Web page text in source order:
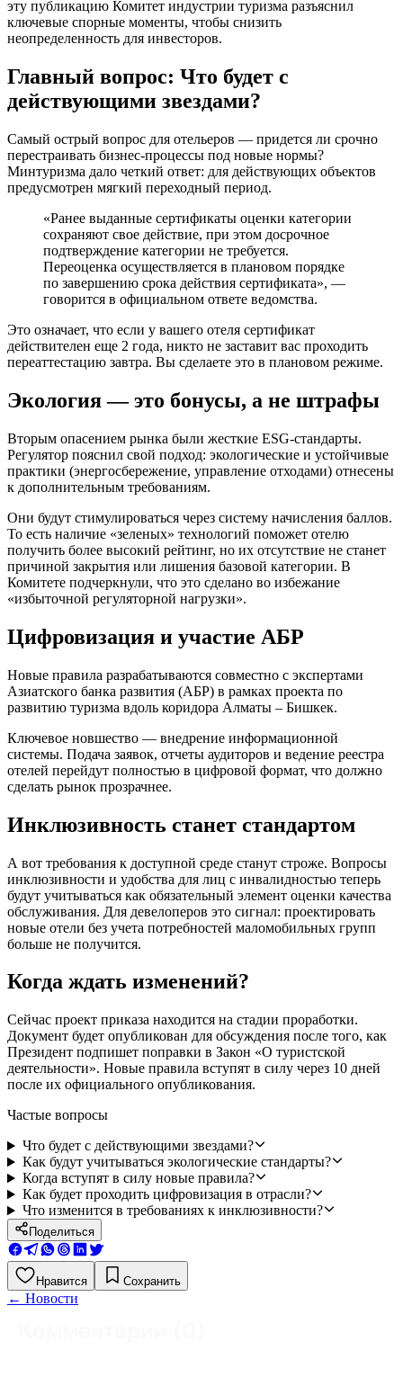
эту публикацию Комитет индустрии туризма разъяснил
ключевые спорные моменты, чтобы снизить
неопределенность для инвесторов.
Главный вопрос: Что будет с
действующими звездами?
Самый острый вопрос для отельеров — придется ли срочно
перестраивать бизнес-процессы под новые нормы?
Минтуризма дало четкий ответ: для действующих объектов
предусмотрен мягкий переходный период.
«Ранее выданные сертификаты оценки категории
сохраняют свое действие, при этом досрочное
подтверждение категории не требуется.
Переоценка осуществляется в плановом порядке
по завершению срока действия сертификата», —
говорится в официальном ответе ведомства.
Это означает, что если у вашего отеля сертификат
действителен еще 2 года, никто не заставит вас проходить
переаттестацию завтра. Вы сделаете это в плановом режиме.
Экология — это бонусы, а не штрафы
Вторым опасением рынка были жесткие ESG-стандарты.
Регулятор пояснил свой подход: экологические и устойчивые
практики (энергосбережение, управление отходами) отнесены
к дополнительным требованиям.
Они будут стимулироваться через систему начисления баллов.
То есть наличие «зеленых» технологий поможет отелю
получить более высокий рейтинг, но их отсутствие не станет
причиной закрытия или лишения базовой категории. В
Комитете подчеркнули, что это сделано во избежание
«избыточной регуляторной нагрузки».
Цифровизация и участие АБР
Новые правила разрабатываются совместно с экспертами
Азиатского банка развития (АБР) в рамках проекта по
развитию туризма вдоль коридора Алматы – Бишкек.
Ключевое новшество — внедрение информационной
системы. Подача заявок, отчеты аудиторов и ведение реестра
отелей перейдут полностью в цифровой формат, что должно
сделать рынок прозрачнее.
Инклюзивность станет стандартом
А вот требования к доступной среде станут строже. Вопросы
инклюзивности и удобства для лиц с инвалидностью теперь
будут учитываться как обязательный элемент оценки качества
обслуживания. Для девелоперов это сигнал: проектировать
новые отели без учета потребностей маломобильных групп
больше не получится.
Когда ждать изменений?
Сейчас проект приказа находится на стадии проработки.
Документ будет опубликован для обсуждения после того, как
Президент подпишет поправки в Закон «О туристской
деятельности». Новые правила вступят в силу через 10 дней
после их официального опубликования.
Частые вопросы
Что будет с действующими звездами?
Как будут учитываться экологические стандарты?
Когда вступят в силу новые правила?
Как будет проходить цифровизация в отрасли?
Что изменится в требованиях к инклюзивности?
Поделиться
Нравится Сохранить
← Новости